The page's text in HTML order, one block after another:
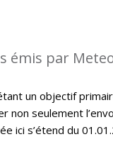
émis par
un objectif
non seulement
ici s’étend du